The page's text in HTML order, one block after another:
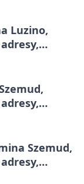
Luzino,
Szemud,